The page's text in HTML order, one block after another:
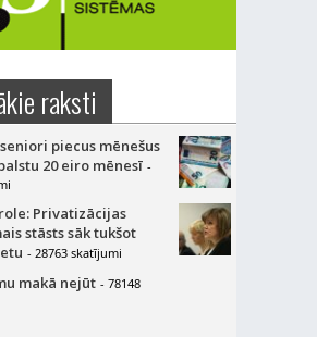
raksti
piecus mēnešus
20 eiro mēnesī -
Privatizācijas
stāsts sāk tukšot
- 28763 skatījumi
makā nejūt - 78148